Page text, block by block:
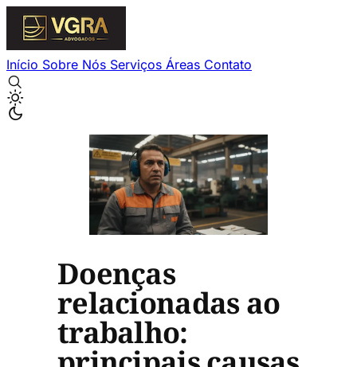
Início Sobre Nós Serviços Áreas Contato
Doenças
relacionadas ao
trabalho: